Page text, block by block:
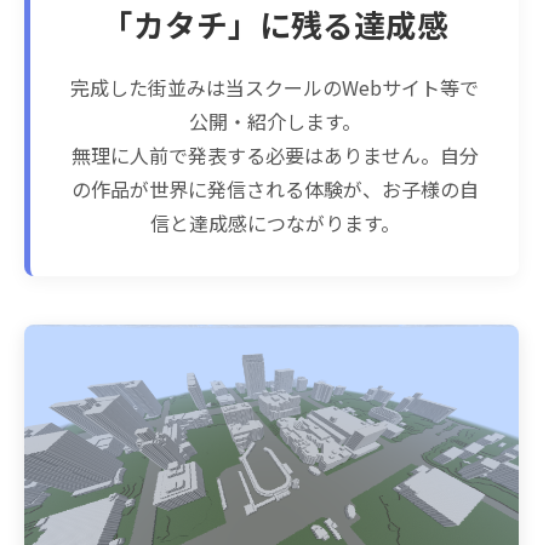
「カタチ」に残る達成感
完成した街並みは当スクールのWebサイト等で
公開・紹介します。
無理に人前で発表する必要はありません。自分
の作品が世界に発信される体験が、お子様の自
信と達成感につながります。